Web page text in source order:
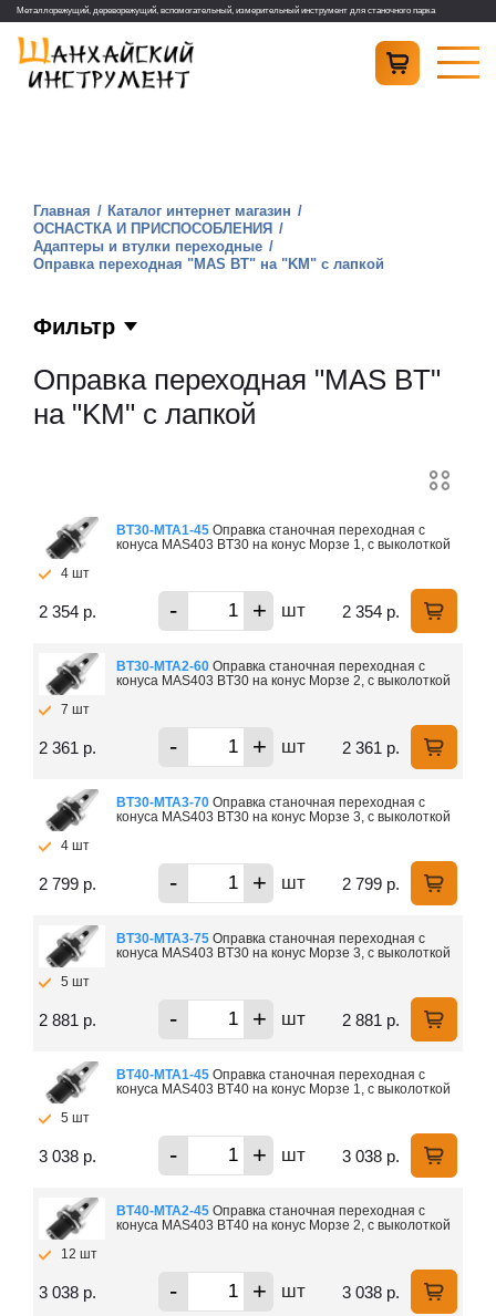
Металлорежущий, дереворежущий, вспомогательный, измерительный инструмент для станочного парка
Главная
Каталог интернет магазин
ОСНАСТКА И ПРИСПОСОБЛЕНИЯ
Адаптеры и втулки переходные
Оправка переходная "MAS BT" на "KM" с лапкой
Фильтр
Оправка переходная "MAS BT"
на "KM" с лапкой
ВТ30-МTA1-45 Оправка станочная переходная с
конуса MAS403 BT30 на конус Морзе 1, с выколоткой
4 шт
2 354 р. - + шт 2 354 р.
ВТ30-МTA2-60 Оправка станочная переходная с
конуса MAS403 BT30 на конус Морзе 2, с выколоткой
7 шт
2 361 р. - + шт 2 361 р.
ВТ30-МTA3-70 Оправка станочная переходная с
конуса MAS403 BT30 на конус Морзе 3, с выколоткой
4 шт
2 799 р. - + шт 2 799 р.
ВТ30-МTA3-75 Оправка станочная переходная с
конуса MAS403 BT30 на конус Морзе 3, с выколоткой
5 шт
2 881 р. - + шт 2 881 р.
ВТ40-МTA1-45 Оправка станочная переходная с
конуса MAS403 BT40 на конус Морзе 1, с выколоткой
5 шт
3 038 р. - + шт 3 038 р.
ВТ40-МTA2-45 Оправка станочная переходная с
конуса MAS403 BT40 на конус Морзе 2, с выколоткой
12 шт
3 038 р. - + шт 3 038 р.